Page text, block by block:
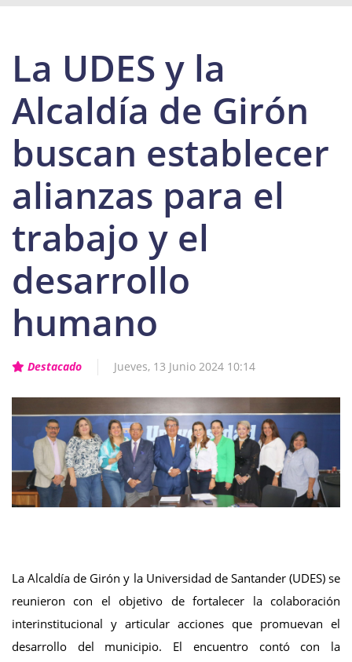
La UDES y la
Alcaldía de Girón
buscan establecer
alianzas para el
trabajo y el
desarrollo
humano
Destacado Jueves, 13 Junio 2024 10:14
La Alcaldía de Girón y la Universidad de Santander (UDES) se
reunieron con el objetivo de fortalecer la colaboración
interinstitucional y articular acciones que promuevan el
desarrollo del municipio. El encuentro contó con la